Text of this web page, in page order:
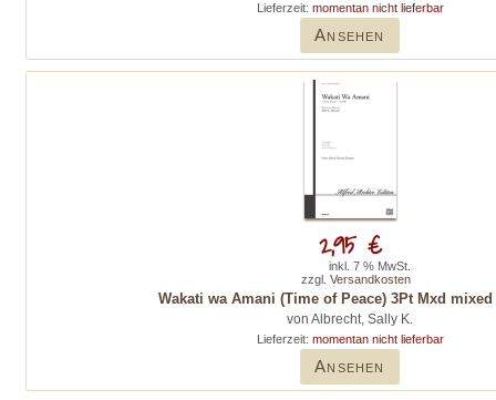
Lieferzeit: momentan nicht lieferbar
Ansehen
Wakati wa Amani (Time of Peace) 3Pt Mxd
von Albrecht, Sally K.
Lieferzeit: momentan nicht lieferbar
Ansehen
2,95 €
inkl. 7 % MwSt.
zzgl. Versandkosten